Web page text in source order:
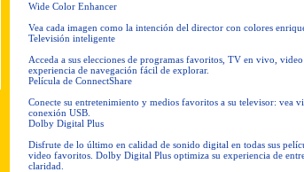
Wide Color Enhancer
Vea cada imagen como la intención del director con colores
Televisión inteligente
Acceda a sus elecciones de programas favoritos, TV en vivo,
experiencia de navegación fácil de explorar.
Película de ConnectShare
Conecte su entretenimiento y medios favoritos a su televisor: vea
conexión USB.
Dolby Digital Plus
Disfrute de lo último en calidad de sonido digital en todas sus
video favoritos. Dolby Digital Plus optimiza su experiencia de
claridad.